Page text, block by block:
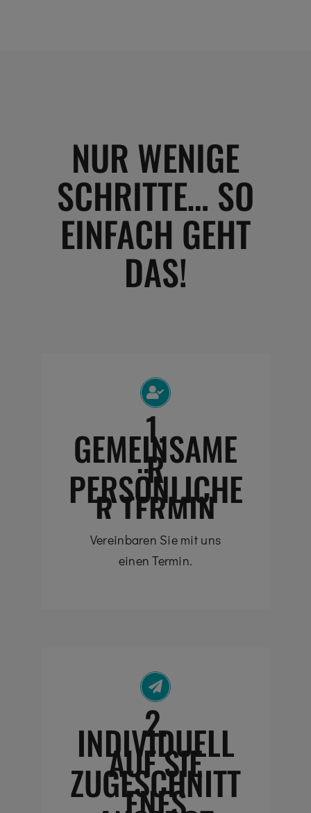
NUR WENIGE
SCHRITTE… SO
EINFACH GEHT
DAS!
1.
GEMEINSAME
R
PERSÖNLICHE
R TERMIN
Vereinbaren Sie mit uns
einen Termin.
2.
INDIVIDUELL
AUF SIE
ZUGESCHNITT
ENES